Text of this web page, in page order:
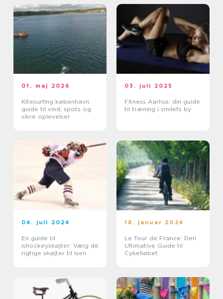
01. maj 2026
Kitesurfing københavn:
guide til vind, spots og
sikre oplevelser
03. juli 2025
Fitness Aarhus: din guide
til træning i smilets by
04. juli 2024
En guide til
ishockeyskøjter: Vælg de
rigtige skøjter til isen
18. januar 2024
Le Tour de France: Den
Ultimative Guide til
Cykelløbet